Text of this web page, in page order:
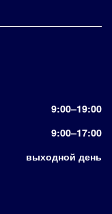
9:00–19:00
9:00–17:00
выходной день